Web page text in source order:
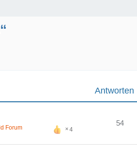
Antworten
4
Forum
54